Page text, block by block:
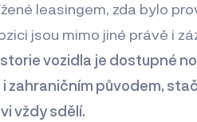
leasingem, zda bylo
jsou mimo jiné právě i
vozidla je dostupné
zahraničním původem,
vždy sdělí.